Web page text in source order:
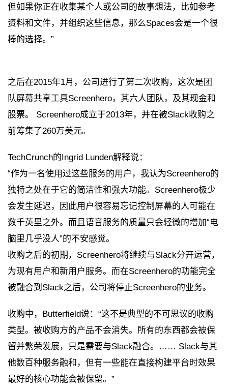
但如果你正在收集某个人或公司的故事想法，比如参考
资料和文件，并组织这些信息，那么Spaces会是一个很
棒的选择。”
之后在2015年1月，公司进行了第二次收购，这次是团
队屏幕共享工具Screenhero，其六人团队，及其现金和
股票。 Screenhero成立于2013年，并在被Slack收购之
前筹集了260万美元。
TechCrunch的Ingrid Lunden解释说：
“作为一名使用过这些服务的用户，我认为Screenhero的
独特之处在于它的简洁性和强大功能。Screenhero极少
会发生延迟，因此用户很容易忘记控制屏幕的人可能在
数千英里之外。而且语音服务的质量只会轻微的增加“电
脑里几乎没人”的不安感觉。
收购之后的初期，Screenhero将继续与Slack分开运营，
为现有用户和新用户服务。而在Screenhero的功能完全
被融合到Slack之后，公司将停止Screenhero的业务。
收购中，Butterfield说：“这不是典型的不可思议的收购
类型。被收购方的产品不会消失。所有的东西都会被保
留并繁荣发展，只是需要与Slack融合。…… Slack与其
他数百种服务融和，但有一些能在直接构建平台时效果
最好的核心功能会被保留。”